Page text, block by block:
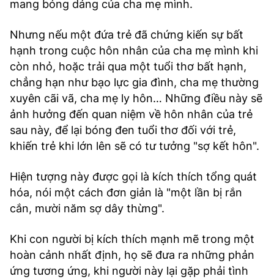
mang bóng dáng của cha mẹ mình.
Nhưng nếu một đứa trẻ đã chứng kiến sự bất
hạnh trong cuộc hôn nhân của cha mẹ mình khi
còn nhỏ, hoặc trải qua một tuổi thơ bất hạnh,
chẳng hạn như bạo lực gia đình, cha mẹ thường
xuyên cãi vã, cha mẹ ly hôn… Những điều này sẽ
ảnh hưởng đến quan niệm về hôn nhân của trẻ
sau này, để lại bóng đen tuổi thơ đối với trẻ,
khiến trẻ khi lớn lên sẽ có tư tưởng "sợ kết hôn".
Hiện tượng này được gọi là kích thích tổng quát
hóa, nói một cách đơn giản là "một lần bị rắn
cắn, mười năm sợ dây thừng".
Khi con người bị kích thích mạnh mẽ trong một
hoàn cảnh nhất định, họ sẽ đưa ra những phản
ứng tương ứng, khi người này lại gặp phải tình